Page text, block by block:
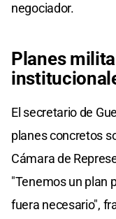
negociador.
Planes
El secretario de
planes concretos
Cámara de
"Tenemos un plan
fuera necesario",